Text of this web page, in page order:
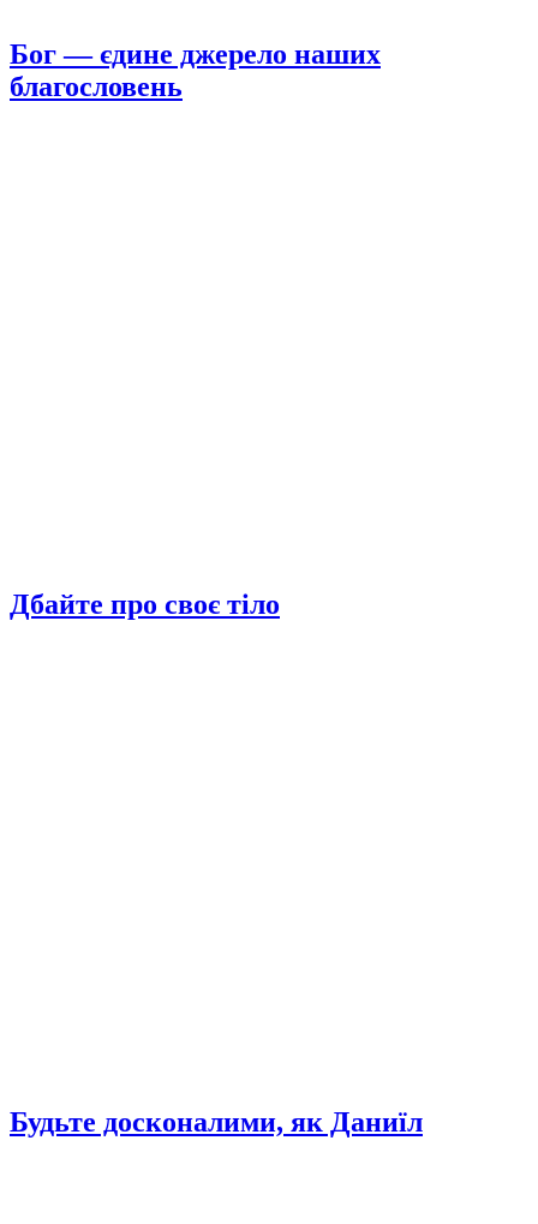
Бог — єдине джерело наших
благословень
Дбайте про своє тіло
Будьте досконалими, як Даниїл